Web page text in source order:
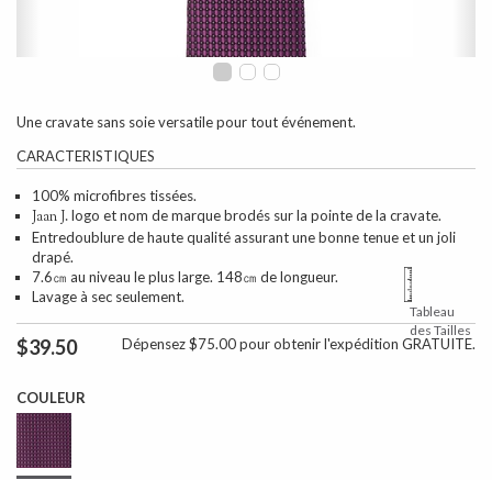
Une cravate sans soie versatile pour tout événement.
CARACTERISTIQUES
100% microfibres tissées.
Jaan J.logo et nom de marque brodés sur la pointe de la cravate.
Entredoublure de haute qualité assurant une bonne tenue et un joli
drapé.
7.6㎝ au niveau le plus large. 148㎝ de longueur.
Tableau
des Tailles
Lavage à sec seulement.
$39.50 Dépensez $75.00 pour obtenir l'expédition GRATUITE.
COULEUR